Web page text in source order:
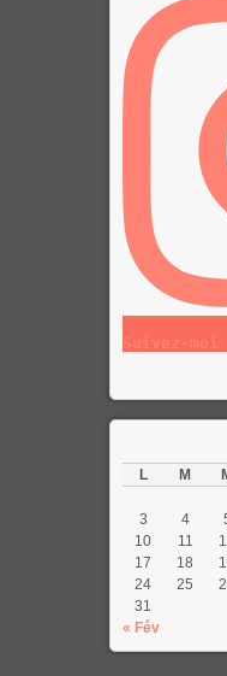
L M
3
4
10
11
17
18
24
25
31
« Fév